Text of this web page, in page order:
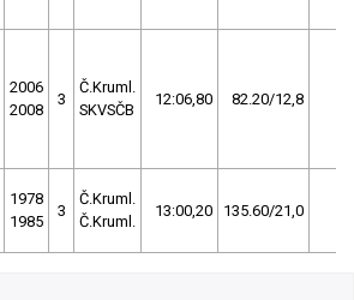
2006
2008
3
Č.Kruml.
SKVSČB
12:06,80 82.20/12,8
1978
1985
3
Č.Kruml.
Č.Kruml.
13:00,20 135.60/21,0